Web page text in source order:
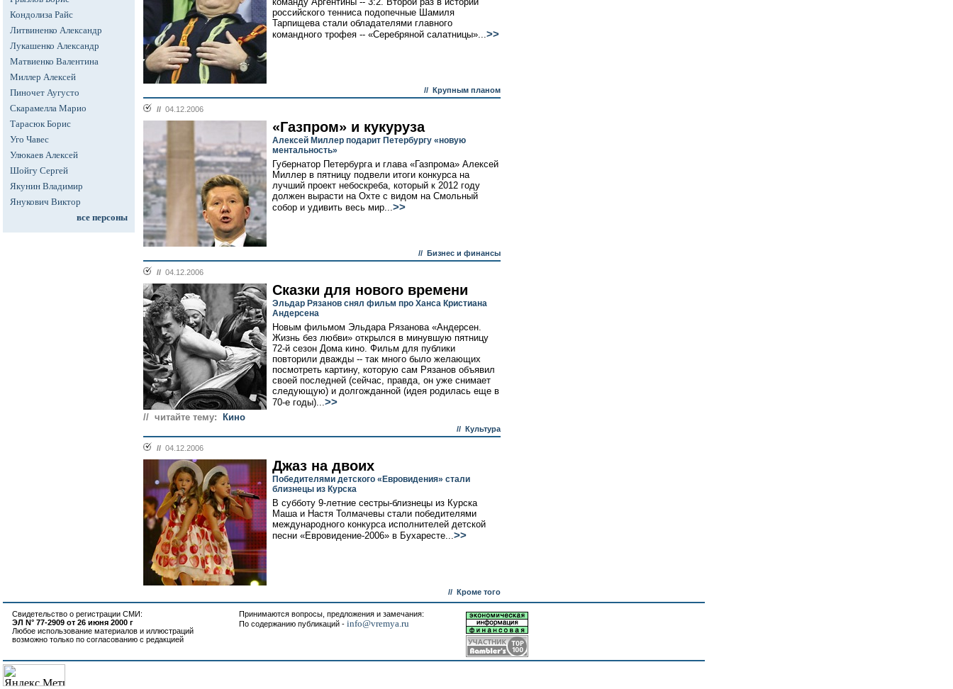
Кондолиза Райс
Литвиненко Александр
Лукашенко Александр
Матвиенко Валентина
Миллер Алексей
Пиночет Аугусто
Скарамелла Марио
Тарасюк Борис
Уго Чавес
Улюкаев Алексей
Шойгу Сергей
Якунин Владимир
Янукович Виктор
все персоны
российского тенниса подопечные Шамиля
Тарпищева стали обладателями главного
командного трофея -- «Серебряной салатницы»...>>
// Крупным планом
// 04.12.2006
«Газпром» и кукуруза
Алексей Миллер подарит Петербургу «новую
ментальность»
Губернатор Петербурга и глава «Газпрома» Алексей
Миллер в пятницу подвели итоги конкурса на
лучший проект небоскреба, который к 2012 году
должен вырасти на Охте с видом на Смольный
собор и удивить весь мир...>>
// Бизнес и финансы
// 04.12.2006
Сказки для нового времени
Эльдар Рязанов снял фильм про Ханса Кристиана
Андерсена
Новым фильмом Эльдара Рязанова «Андерсен.
Жизнь без любви» открылся в минувшую пятницу
72-й сезон Дома кино. Фильм для публики
повторили дважды -- так много было желающих
посмотреть картину, которую сам Рязанов объявил
своей последней (сейчас, правда, он уже снимает
следующую) и долгожданной (идея родилась еще в
70-е годы)...>>
// читайте тему: Кино
// Культура
// 04.12.2006
Джаз на двоих
Победителями детского «Евровидения» стали
близнецы из Курска
В субботу 9-летние сестры-близнецы из Курска
Маша и Настя Толмачевы стали победителями
международного конкурса исполнителей детской
песни «Евровидение-2006» в Бухаресте...>>
// Кроме того
Свидетельство о регистрации СМИ:
ЭЛ N° 77-2909 от 26 июня 2000 г
Любое использование материалов и иллюстраций
возможно только по согласованию с редакцией
Принимаются вопросы, предложения и замечания:
По содержанию публикаций - info@vremya.ru